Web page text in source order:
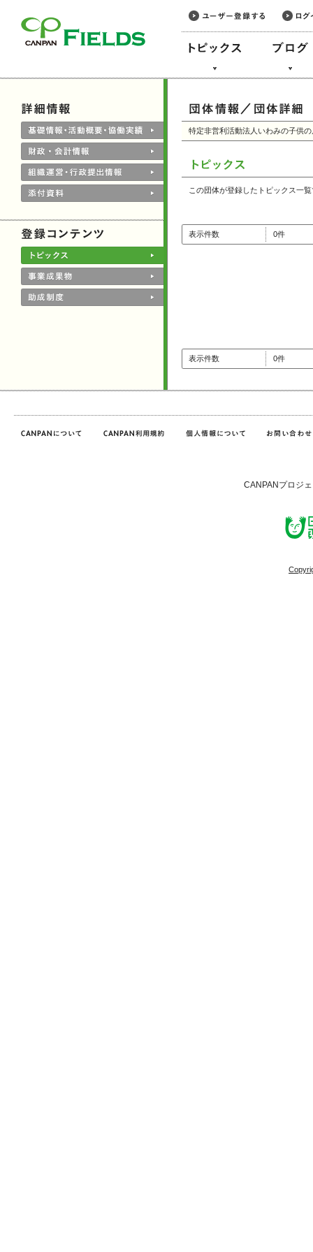
特定非営利活動法人いわみの子供
この団体が登録したトピックス一
表示件数 0件
表示件数 0件
CANPANプロジ